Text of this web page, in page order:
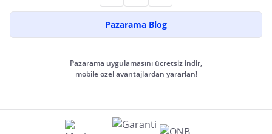
Pazarama Blog
Pazarama uygulamasını ücretsiz indir,
mobile özel avantajlardan yararlan!